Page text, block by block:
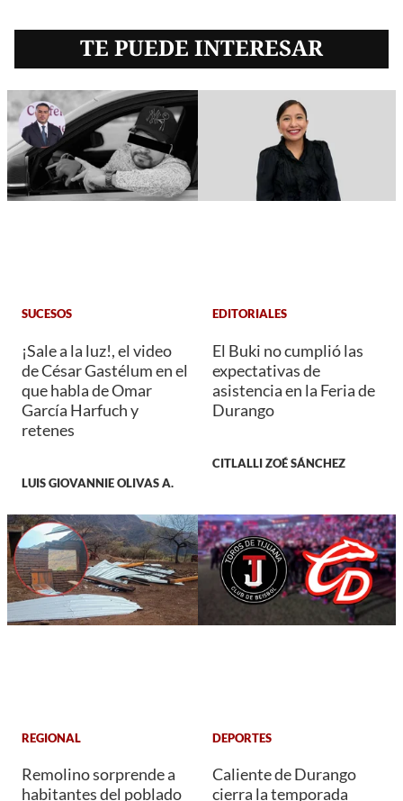
TE PUEDE INTERESAR
SUCESOS
¡Sale a la luz!, el video
de César Gastélum en el
que habla de Omar
García Harfuch y
retenes
LUIS GIOVANNIE OLIVAS A.
EDITORIALES
El Buki no cumplió las
expectativas de
asistencia en la Feria de
Durango
CITLALLI ZOÉ SÁNCHEZ
REGIONAL
Remolino sorprende a
habitantes del poblado
DEPORTES
Caliente de Durango
cierra la temporada